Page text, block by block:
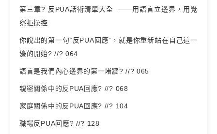
第三章? 反PUA話術清單大全 ——用語言立邊界，用覺
察拒操控
你說出的第一句“反PUA回應”，就是你重新站在自己這一
邊的開始? //? 064
語言是我們內心邊界的第一堵牆? //? 065
親密關係中的反PUA回應? //? 068
家庭關係中的反PUA回應? //? 104
職場反PUA回應? //? 128